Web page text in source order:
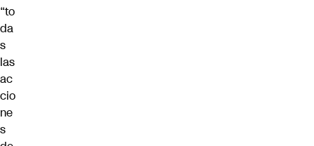
“to
da
s
las
ac
cio
ne
s